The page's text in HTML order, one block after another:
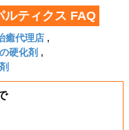
ルティクス FAQ
癒代理店 ,
硬化剤 ,